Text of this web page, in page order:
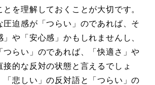
を理解しておくことが大切です。
圧迫感が「つらい」のであれば、そ
や「安心感」かもしれませんし、
つらい」のであれば、「快適さ」や
接的な反対の状態と言えるでしょ
「悲しい」の反対語と「つらい」の